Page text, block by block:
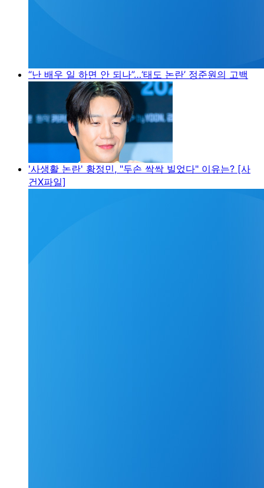
“난 배우 일 하면 안 되나”…‘태도 논란’ 정준원의 고백
'사생활 논란' 황정민, "두손 싹싹 빌었다" 이유는? [사
건X파일]